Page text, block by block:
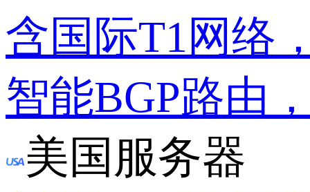
含国际T1网络
智能BGP路由
美国服务器